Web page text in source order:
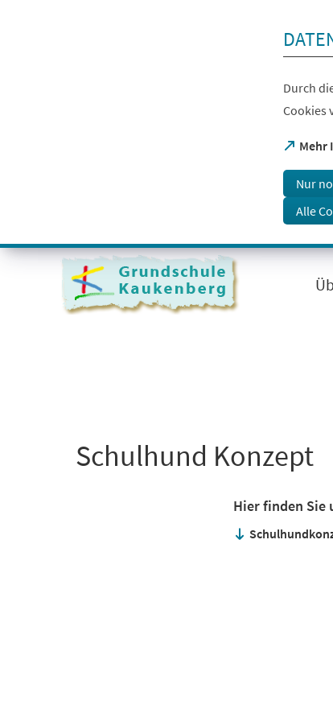
Visuelle
Assistenzsoftware
Durch
Cookies
Mehr
(Öffnet
einem
neuen
Tab)
Nur
Alle
Schulhund Konzept
Hier finden Sie